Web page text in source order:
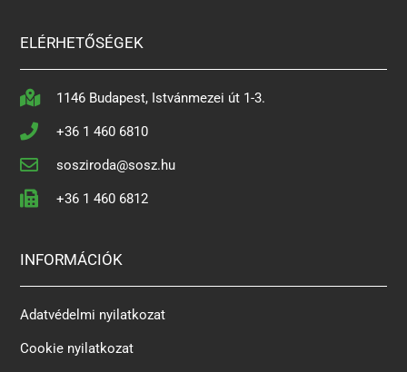
ELÉRHETŐSÉGEK
1146 Budapest, Istvánmezei út 1-3.
+36 1 460 6810
sosziroda@sosz.hu
+36 1 460 6812
INFORMÁCIÓK
Adatvédelmi nyilatkozat
Cookie nyilatkozat